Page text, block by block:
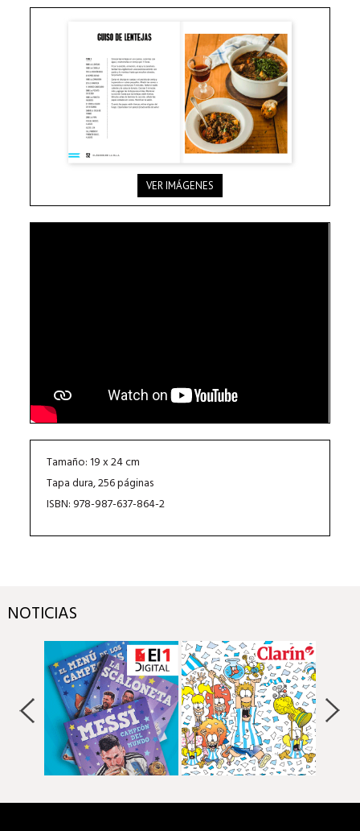
VER IMÁGENES
Tamaño: 19 x 24 cm
Tapa dura, 256 páginas
ISBN: 978-987-637-864-2
NOTICIAS